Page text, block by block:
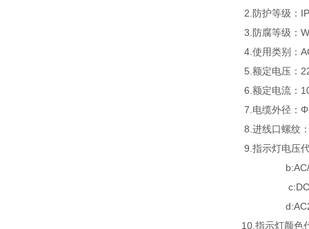
2.防护等级：
3.防腐等级：
4.使用类别：
5.额定电压：
6.额定电流：
7.电缆外径：
8.进线口螺纹
9.指示灯电压
b:AC/
10.指示灯颜色